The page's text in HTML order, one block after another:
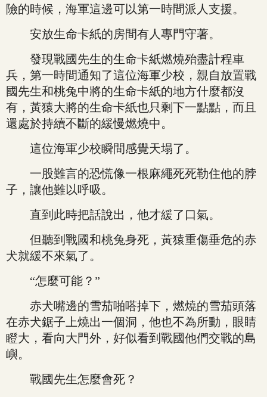
險的時候，海軍這邊可以第一時間派人支援。
安放生命卡紙的房間有人專門守著。
發現戰國先生的生命卡紙燃燒殆盡計程車
兵，第一時間通知了這位海軍少校，親自放置戰
國先生和桃兔中將的生命卡紙的地方什麼都沒
有，黃猿大將的生命卡紙也只剩下一點點，而且
還處於持續不斷的緩慢燃燒中。
這位海軍少校瞬間感覺天塌了。
一股難言的恐慌像一根麻繩死死勒住他的脖
子，讓他難以呼吸。
直到此時把話說出，他才緩了口氣。
但聽到戰國和桃兔身死，黃猿重傷垂危的赤
犬就緩不來氣了。
“怎麼可能？”
赤犬嘴邊的雪茄啪嗒掉下，燃燒的雪茄頭落
在赤犬鋸子上燒出一個洞，他也不為所動，眼睛
瞪大，看向大門外，好似看到戰國他們交戰的島
嶼。
戰國先生怎麼會死？